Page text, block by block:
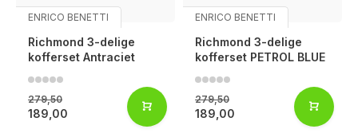
ENRICO BENETTI
Richmond 3-delige
kofferset Antraciet
279,50
189,00
ENRICO BENETTI
Richmond 3-delige
kofferset PETROL BLUE
279,50
189,00